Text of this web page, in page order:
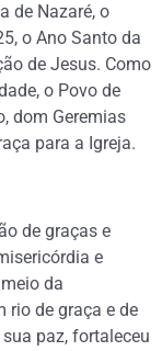
de Nazaré, o
o Ano Santo da
de Jesus. Como
o Povo de
dom Geremias
para a Igreja.
de graças e
e
da
rio de graça e de
paz, fortaleceu